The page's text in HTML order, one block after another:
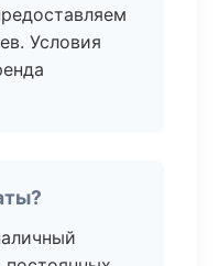
Условия